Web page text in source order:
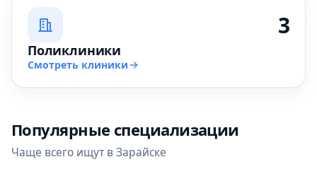
3
Поликлиники
Смотреть клиники
Популярные специализации
Чаще всего ищут в Зарайске